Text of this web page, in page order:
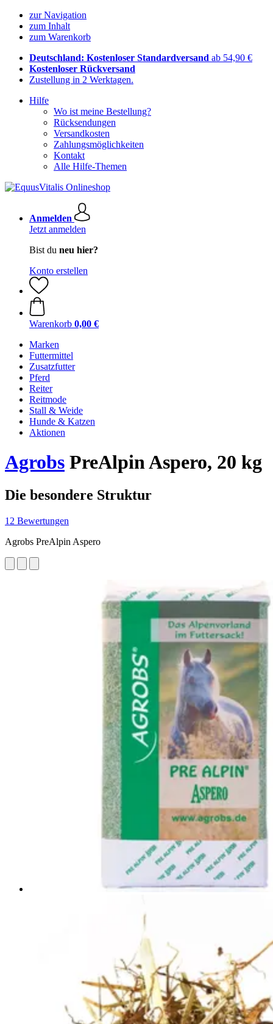
zur Navigation
zum Inhalt
zum Warenkorb
Deutschland: Kostenloser Standardversand ab 54,90 €
Kostenloser Rückversand
Zustellung in 2 Werktagen.
Hilfe
Wo ist meine Bestellung?
Rücksendungen
Versandkosten
Zahlungsmöglichkeiten
Kontakt
Alle Hilfe-Themen
Anmelden
Jetzt anmelden
Bist du neu hier?
Konto erstellen
Warenkorb 0,00 €
Marken
Futtermittel
Zusatzfutter
Pferd
Reiter
Reitmode
Stall & Weide
Hunde & Katzen
Aktionen
Agrobs PreAlpin Aspero, 20 kg
Die besondere Struktur
12 Bewertungen
Agrobs PreAlpin Aspero